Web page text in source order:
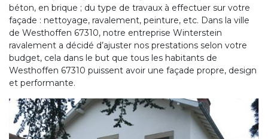
béton, en brique ; du type de travaux à effectuer sur votre
façade : nettoyage, ravalement, peinture, etc. Dans la ville
de Westhoffen 67310, notre entreprise Winterstein
ravalement a décidé d’ajuster nos prestations selon votre
budget, cela dans le but que tous les habitants de
Westhoffen 67310 puissent avoir une façade propre, design
et performante.